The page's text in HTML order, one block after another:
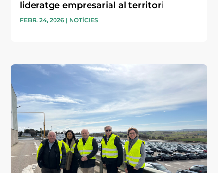
lideratge empresarial al territori
FEBR. 24, 2026 | NOTÍCIES